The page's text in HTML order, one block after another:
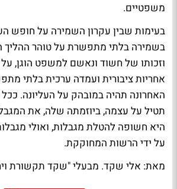
משפטיים.
בעימות שבין עקרון השמירה על חופש
בשמירה בלתי מתפשרת על טוהר ההליך
וזכותו של חשוד ונאשם למשפט הוגן,
אחריות ציבורית ועמדה ערכית בלתי
האחרונה תהיה במובהק על העליונה.
תטיל על עצמה, ביוזמתה שלה, את
היא חשופה להטלת מגבלות, ואולי
על ידי הרשות המחוקקת.
מאת: אלי שקד. מבעלי "שקד תקשורת